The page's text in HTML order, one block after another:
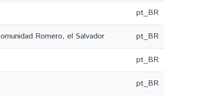
pt_BR
Romero, el Salvador pt_BR
pt_BR
pt_BR